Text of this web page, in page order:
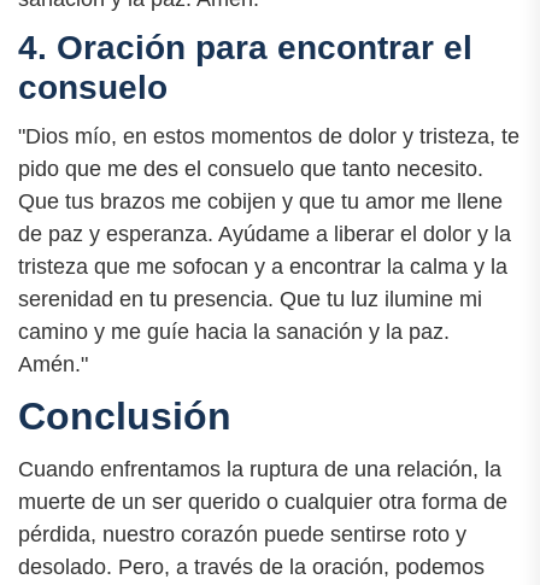
4. Oración para encontrar el
consuelo
"Dios mío, en estos momentos de dolor y tristeza, te
pido que me des el consuelo que tanto necesito.
Que tus brazos me cobijen y que tu amor me llene
de paz y esperanza. Ayúdame a liberar el dolor y la
tristeza que me sofocan y a encontrar la calma y la
serenidad en tu presencia. Que tu luz ilumine mi
camino y me guíe hacia la sanación y la paz.
Amén."
Conclusión
Cuando enfrentamos la ruptura de una relación, la
muerte de un ser querido o cualquier otra forma de
pérdida, nuestro corazón puede sentirse roto y
desolado. Pero, a través de la oración, podemos